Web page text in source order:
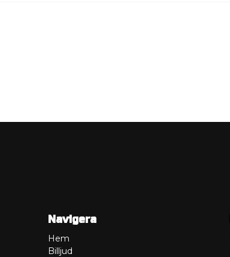
Navigera
Hem
Billjud